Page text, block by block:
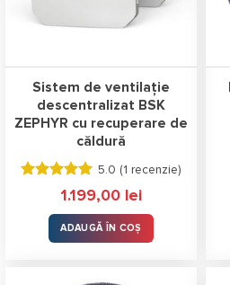
Sistem de ventilație
descentralizat BSK
ZEPHYR cu recuperare de
căldură
Evaluat la
stele
din 5
5.0 (1 recenzie)
1.199,00 lei
ADAUGĂ ÎN COȘ